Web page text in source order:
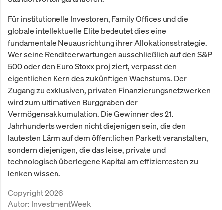
Für institutionelle Investoren, Family Offices und die
globale intellektuelle Elite bedeutet dies eine
fundamentale Neuausrichtung ihrer Allokationsstrategie.
Wer seine Renditeerwartungen ausschließlich auf den S&P
500 oder den Euro Stoxx projiziert, verpasst den
eigentlichen Kern des zukünftigen Wachstums. Der
Zugang zu exklusiven, privaten Finanzierungsnetzwerken
wird zum ultimativen Burggraben der
Vermögensakkumulation. Die Gewinner des 21.
Jahrhunderts werden nicht diejenigen sein, die den
lautesten Lärm auf dem öffentlichen Parkett veranstalten,
sondern diejenigen, die das leise, private und
technologisch überlegene Kapital am effizientesten zu
lenken wissen.
Copyright 2026
Autor: InvestmentWeek